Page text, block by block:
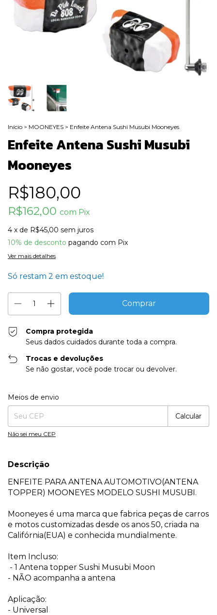
Início > MOONEYES > Enfeite Antena Sushi Musubi Mooneyes
Enfeite Antena Sushi Musubi
Mooneyes
R$180,00
R$162,00 com Pix
4 x de R$45,00 sem juros
10% de desconto pagando com Pix
Ver mais detalhes
Só restam 2 em estoque!
Compra protegida
Seus dados cuidados durante toda a compra.
Trocas e devoluções
Se não gostar, você pode trocar ou devolver.
Entregas para o CEP:
Meios de envio
Calcular
Não sei meu CEP
Descrição
ENFEITE PARA ANTENA AUTOMOTIVO(ANTENA
TOPPER) MOONEYES MODELO SUSHI MUSUBI.
Mooneyes é uma marca que fabrica peças de carros
e motos customizadas desde os anos 50, criada na
Califórnia(EUA) e conhecida mundialmente.
Item Incluso:
- 1 Antena topper Sushi Musubi Moon
- NÃO acompanha a antena
Aplicação:
- Universal